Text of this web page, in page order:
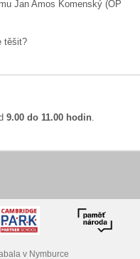
Jan Amos Komenský (OP
těšit?
9.00 do 11.00 hodin
v Nymburce